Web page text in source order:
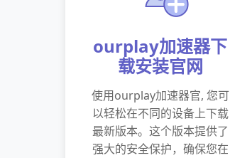
ourplay加速器下
载安装官网
使用ourplay加速器官, 您可
以轻松在不同的设备上下载
最新版本。这个版本提供了
强大的安全保护，确保您在